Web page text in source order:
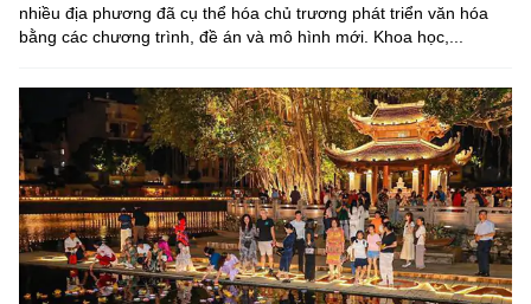
nhiều địa phương đã cụ thể hóa chủ trương phát triển văn hóa
bằng các chương trình, đề án và mô hình mới. Khoa học,...